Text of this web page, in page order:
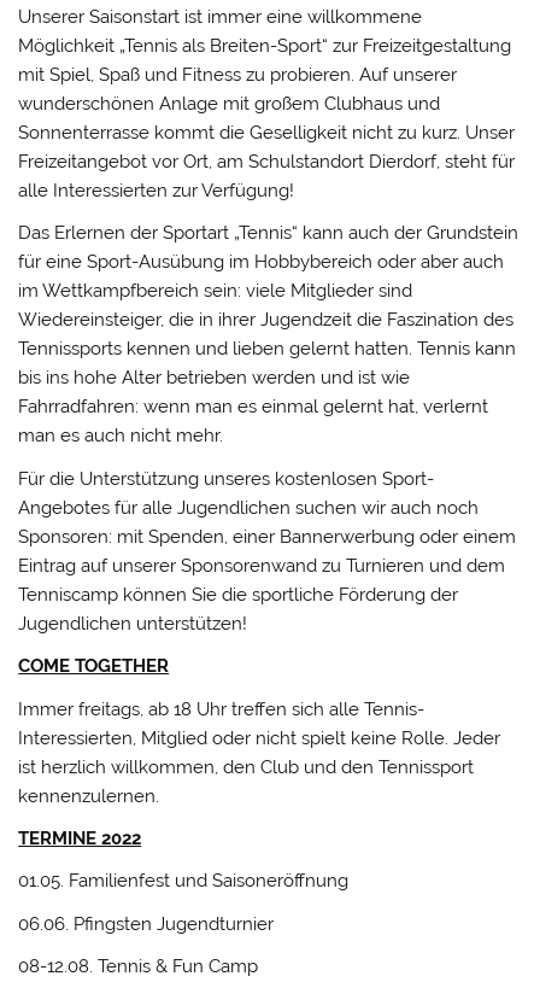
Unserer Saisonstart ist immer eine willkommene
Möglichkeit „Tennis als Breiten-Sport“ zur Freizeitgestaltung
mit Spiel, Spaß und Fitness zu probieren. Auf unserer
wunderschönen Anlage mit großem Clubhaus und
Sonnenterrasse kommt die Geselligkeit nicht zu kurz. Unser
Freizeitangebot vor Ort, am Schulstandort Dierdorf, steht für
alle Interessierten zur Verfügung!
Das Erlernen der Sportart „Tennis“ kann auch der Grundstein
für eine Sport-Ausübung im Hobbybereich oder aber auch
im Wettkampfbereich sein: viele Mitglieder sind
Wiedereinsteiger, die in ihrer Jugendzeit die Faszination des
Tennissports kennen und lieben gelernt hatten. Tennis kann
bis ins hohe Alter betrieben werden und ist wie
Fahrradfahren: wenn man es einmal gelernt hat, verlernt
man es auch nicht mehr.
Für die Unterstützung unseres kostenlosen Sport-
Angebotes für alle Jugendlichen suchen wir auch noch
Sponsoren: mit Spenden, einer Bannerwerbung oder einem
Eintrag auf unserer Sponsorenwand zu Turnieren und dem
Tenniscamp können Sie die sportliche Förderung der
Jugendlichen unterstützen!
COME TOGETHER
Immer freitags, ab 18 Uhr treffen sich alle Tennis-
Interessierten, Mitglied oder nicht spielt keine Rolle. Jeder
ist herzlich willkommen, den Club und den Tennissport
kennenzulernen.
TERMINE 2022
01.05. Familienfest und Saisoneröffnung
06.06. Pfingsten Jugendturnier
08-12.08. Tennis & Fun Camp